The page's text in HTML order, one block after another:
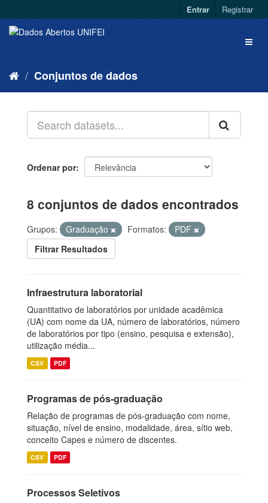
Entrar Registrar
Conjuntos de dados
Ordenar por
8 conjuntos de dados encontrados
Grupos: Graduação Formatos:
PDF
Filtrar Resultados
Infraestrutura laboratorial
Quantitativo de laboratórios por unidade acadêmica
(UA) com nome da UA, número de laboratórios, número
de laboratórios por tipo (ensino, pesquisa e extensão),
utilização média...
CSV PDF
Programas de pós-graduação
Relação de programas de pós-graduação com nome,
situação, nível de ensino, modalidade, área, sítio web,
conceito Capes e número de discentes.
CSV PDF
Processos Seletivos